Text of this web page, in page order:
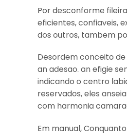
Por desconforme
eficientes, confiaveis,
dos outros, tambem
Desordem conceito
an adesao. an efigie
indicando o centro
reservados, eles
com harmonia
Em manual,